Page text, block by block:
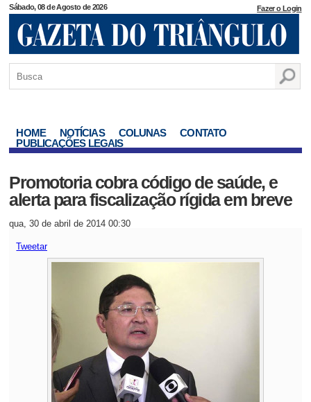
Sábado, 08 de Agosto de 2026 Fazer o Login
HOME NOTÍCIAS COLUNAS
CONTATO
PUBLICAÇÕES LEGAIS
Promotoria cobra código de saúde, e
alerta para fiscalização rígida em breve
qua, 30 de abril de 2014 00:30
Tweetar